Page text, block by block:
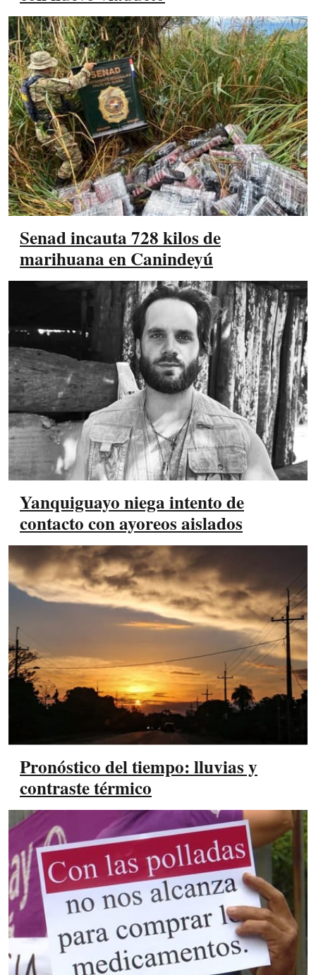
Senad incauta 728 kilos de
marihuana en Canindeyú
Yanquiguayo niega intento de
contacto con ayoreos aislados
Pronóstico del tiempo: lluvias y
contraste térmico